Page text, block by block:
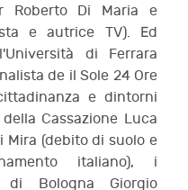
Roberto Di Maria e
e autrice TV). Ed
di Ferrara
de il Sole 24 Ore
e dintorni
Cassazione Luca
Mira (debito di suolo e
italiano), i
di Bologna Giorgio